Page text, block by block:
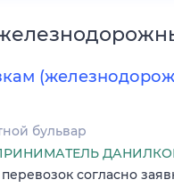
Спорт
Карьера
бульвар
согласно